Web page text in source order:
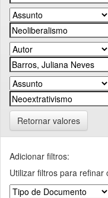
Retornar valores
Adicionar filtros:
Utilizar filtros para refinar